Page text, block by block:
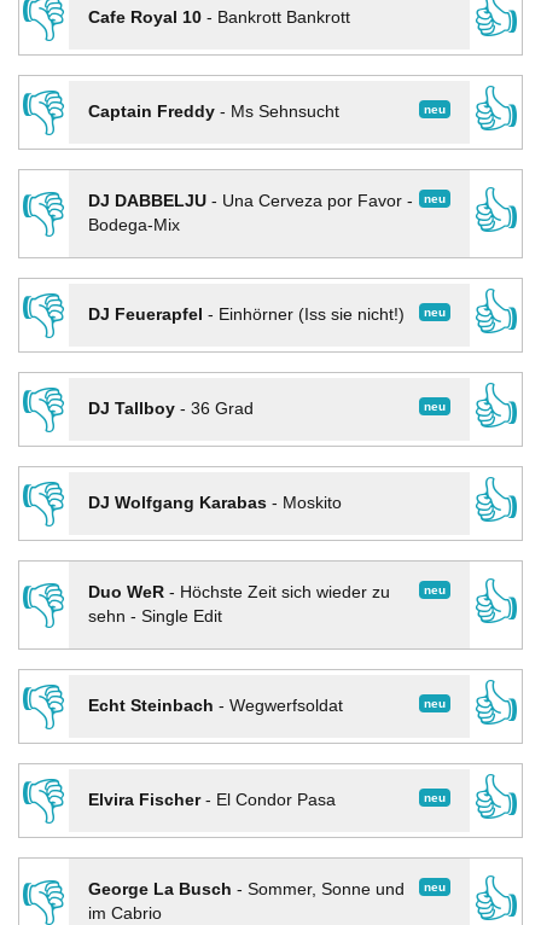
👎
Cafe Royal 10- Bankrott Bankrott
👍
👎
neu
Captain Freddy- Ms Sehnsucht
👍
👎
neu
DJ DABBELJU- Una Cerveza por Favor -
Bodega-Mix
👍
👎
neu
DJ Feuerapfel - Einhörner (Iss sie nicht!)
👍
👎
neu
DJ Tallboy- 36 Grad
👍
👎
DJ Wolfgang Karabas- Moskito
👍
👎
neu
Duo WeR- Höchste Zeit sich wieder zu
sehn - Single Edit
👍
👎
neu
Echt Steinbach - Wegwerfsoldat
👍
👎
neu
Elvira Fischer- El Condor Pasa
👍
👎
neu
George La Busch - Sommer, Sonne und
im Cabrio
👍